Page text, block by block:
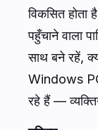
विकसित
पहुँचाने वाला
साथ बने रहें,
Windows
रहे हैं —